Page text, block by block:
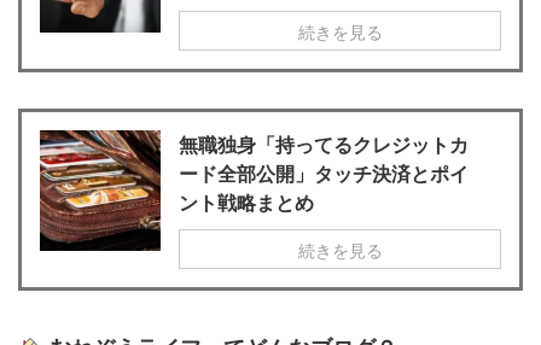
続きを見る
無職独身「持ってるクレジットカ
ード全部公開」タッチ決済とポイ
ント戦略まとめ
続きを見る